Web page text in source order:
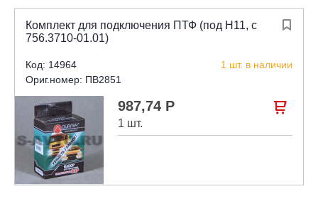

Комплект для подключения ПТФ (под Н11, с
756.3710-01.01)
Код: 14964
1 шт. в наличии
Ориг.номер: ПB2851
987,74 Р
1 шт.
